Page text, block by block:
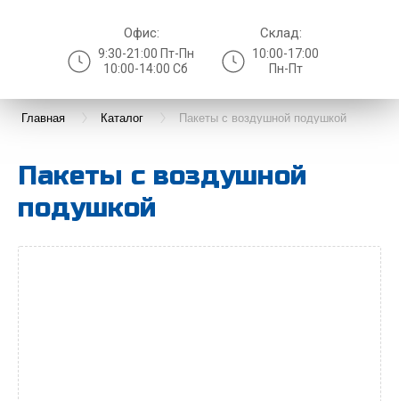
Офис:
9:30-21:00 Пт-Пн
10:00-14:00 Сб
Склад:
10:00-17:00
Пн-Пт
Главная Каталог Пакеты с воздушной подушкой
Пакеты с воздушной
подушкой